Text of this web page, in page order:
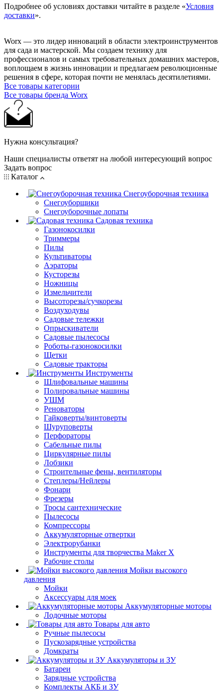
Подробнее об условиях доставки читайте в разделе «Условия
доставки».
Worx — это лидер инноваций в области электроинструментов
для сада и мастерcкой. Мы создаем технику для
профессионалов и самых требовательных домашних мастеров,
воплощаем в жизнь инновации и предлагаем революционные
решения в сфере, которая почти не менялась десятилетиями.
Все товары категории
Все товары бренда Worx
Нужна консультация?
Наши специалисты ответят на любой интересующий вопрос
Задать вопрос
Каталог
Снегоуборочная техника
Снегоуборщики
Снегоуборочные лопаты
Садовая техника
Газонокосилки
Триммеры
Пилы
Культиваторы
Аэраторы
Кусторезы
Ножницы
Измельчители
Высоторезы/сучкорезы
Воздуходувы
Садовые тележки
Опрыскиватели
Садовые пылесосы
Роботы-газонокосилки
Щетки
Садовые тракторы
Инструменты
Шлифовальные машины
Полировальные машины
УШМ
Реноваторы
Гайковерты/винтоверты
Шуруповерты
Перфораторы
Сабельные пилы
Циркулярные пилы
Лобзики
Строительные фены, вентиляторы
Степлеры/Нейлеры
Фонари
Фрезеры
Тросы сантехнические
Пылесосы
Компрессоры
Аккумуляторные отвертки
Электрорубанки
Инструменты для творчества Maker X
Рабочие столы
Мойки высокого
давления
Мойки
Аксессуары для моек
Аккумуляторные моторы
Лодочные моторы
Товары для авто
Ручные пылесосы
Пускозарядные устройства
Домкраты
Аккумуляторы и ЗУ
Батареи
Зарядные устройства
Комплекты АКБ и ЗУ